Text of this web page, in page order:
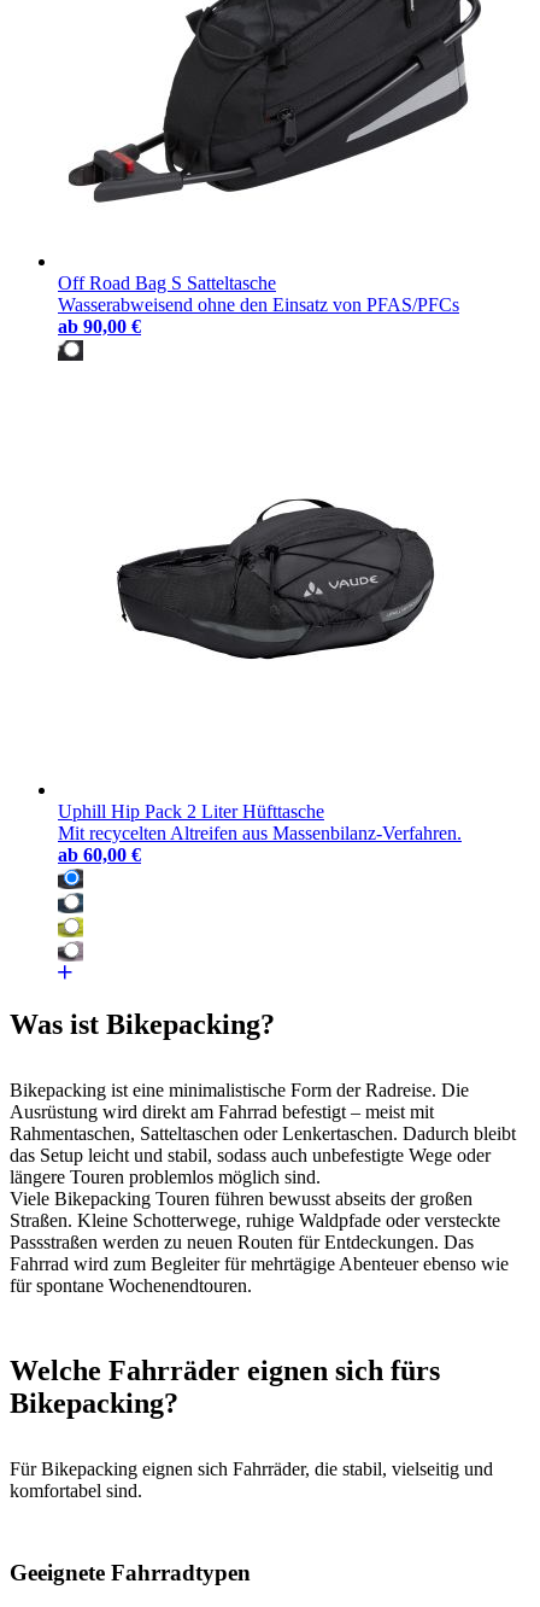
Off Road Bag S Satteltasche
Wasserabweisend ohne den Einsatz von PFAS/PFCs
ab 90,00 €
Uphill Hip Pack 2 Liter Hüfttasche
Mit recycelten Altreifen aus Massenbilanz-Verfahren.
ab 60,00 €
Was ist Bikepacking?
Bikepacking ist eine minimalistische Form der Radreise. Die
Ausrüstung wird direkt am Fahrrad befestigt – meist mit
Rahmentaschen, Satteltaschen oder Lenkertaschen. Dadurch bleibt
das Setup leicht und stabil, sodass auch unbefestigte Wege oder
längere Touren problemlos möglich sind.
Viele Bikepacking Touren führen bewusst abseits der großen
Straßen. Kleine Schotterwege, ruhige Waldpfade oder versteckte
Passstraßen werden zu neuen Routen für Entdeckungen. Das
Fahrrad wird zum Begleiter für mehrtägige Abenteuer ebenso wie
für spontane Wochenendtouren.
Welche Fahrräder eignen sich fürs
Bikepacking?
Für Bikepacking eignen sich Fahrräder, die stabil, vielseitig und
komfortabel sind.
Geeignete Fahrradtypen